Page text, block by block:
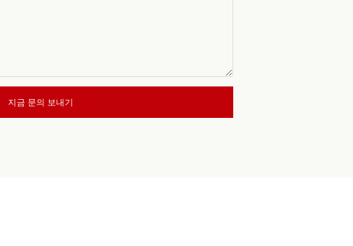
지금 문의 보내기